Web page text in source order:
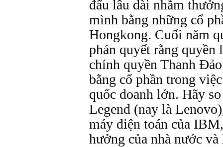
đấu lâu dài nhằm
mình bằng những cổ
Hongkong. Cuối năm
phán quyết rằng quyền
chính quyền Thanh
bằng cổ phần trong
quốc doanh lớn. Hãy
Legend (nay là
máy điện toán của
hưởng của nhà nước